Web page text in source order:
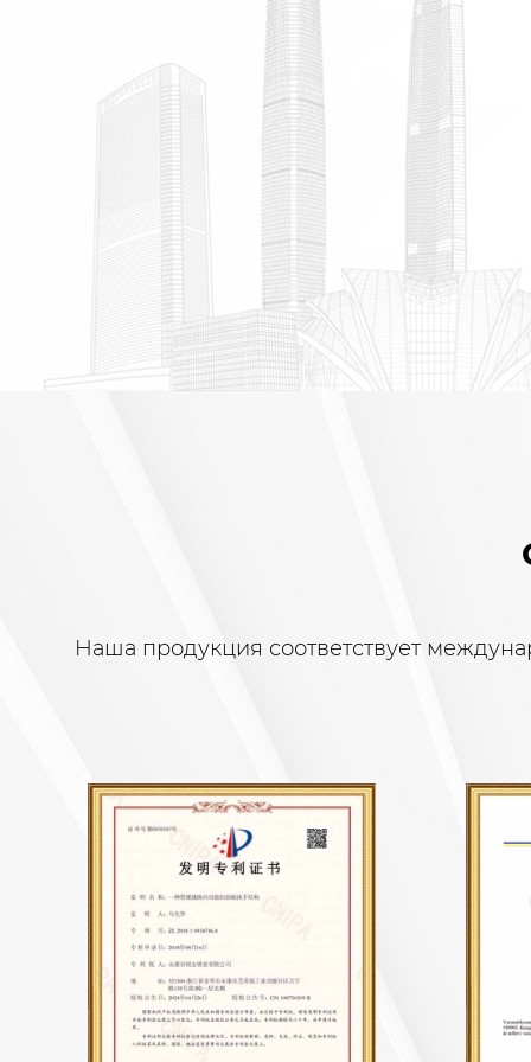
передовые технологии и удобный дизайн.
Наша продукция соответствует